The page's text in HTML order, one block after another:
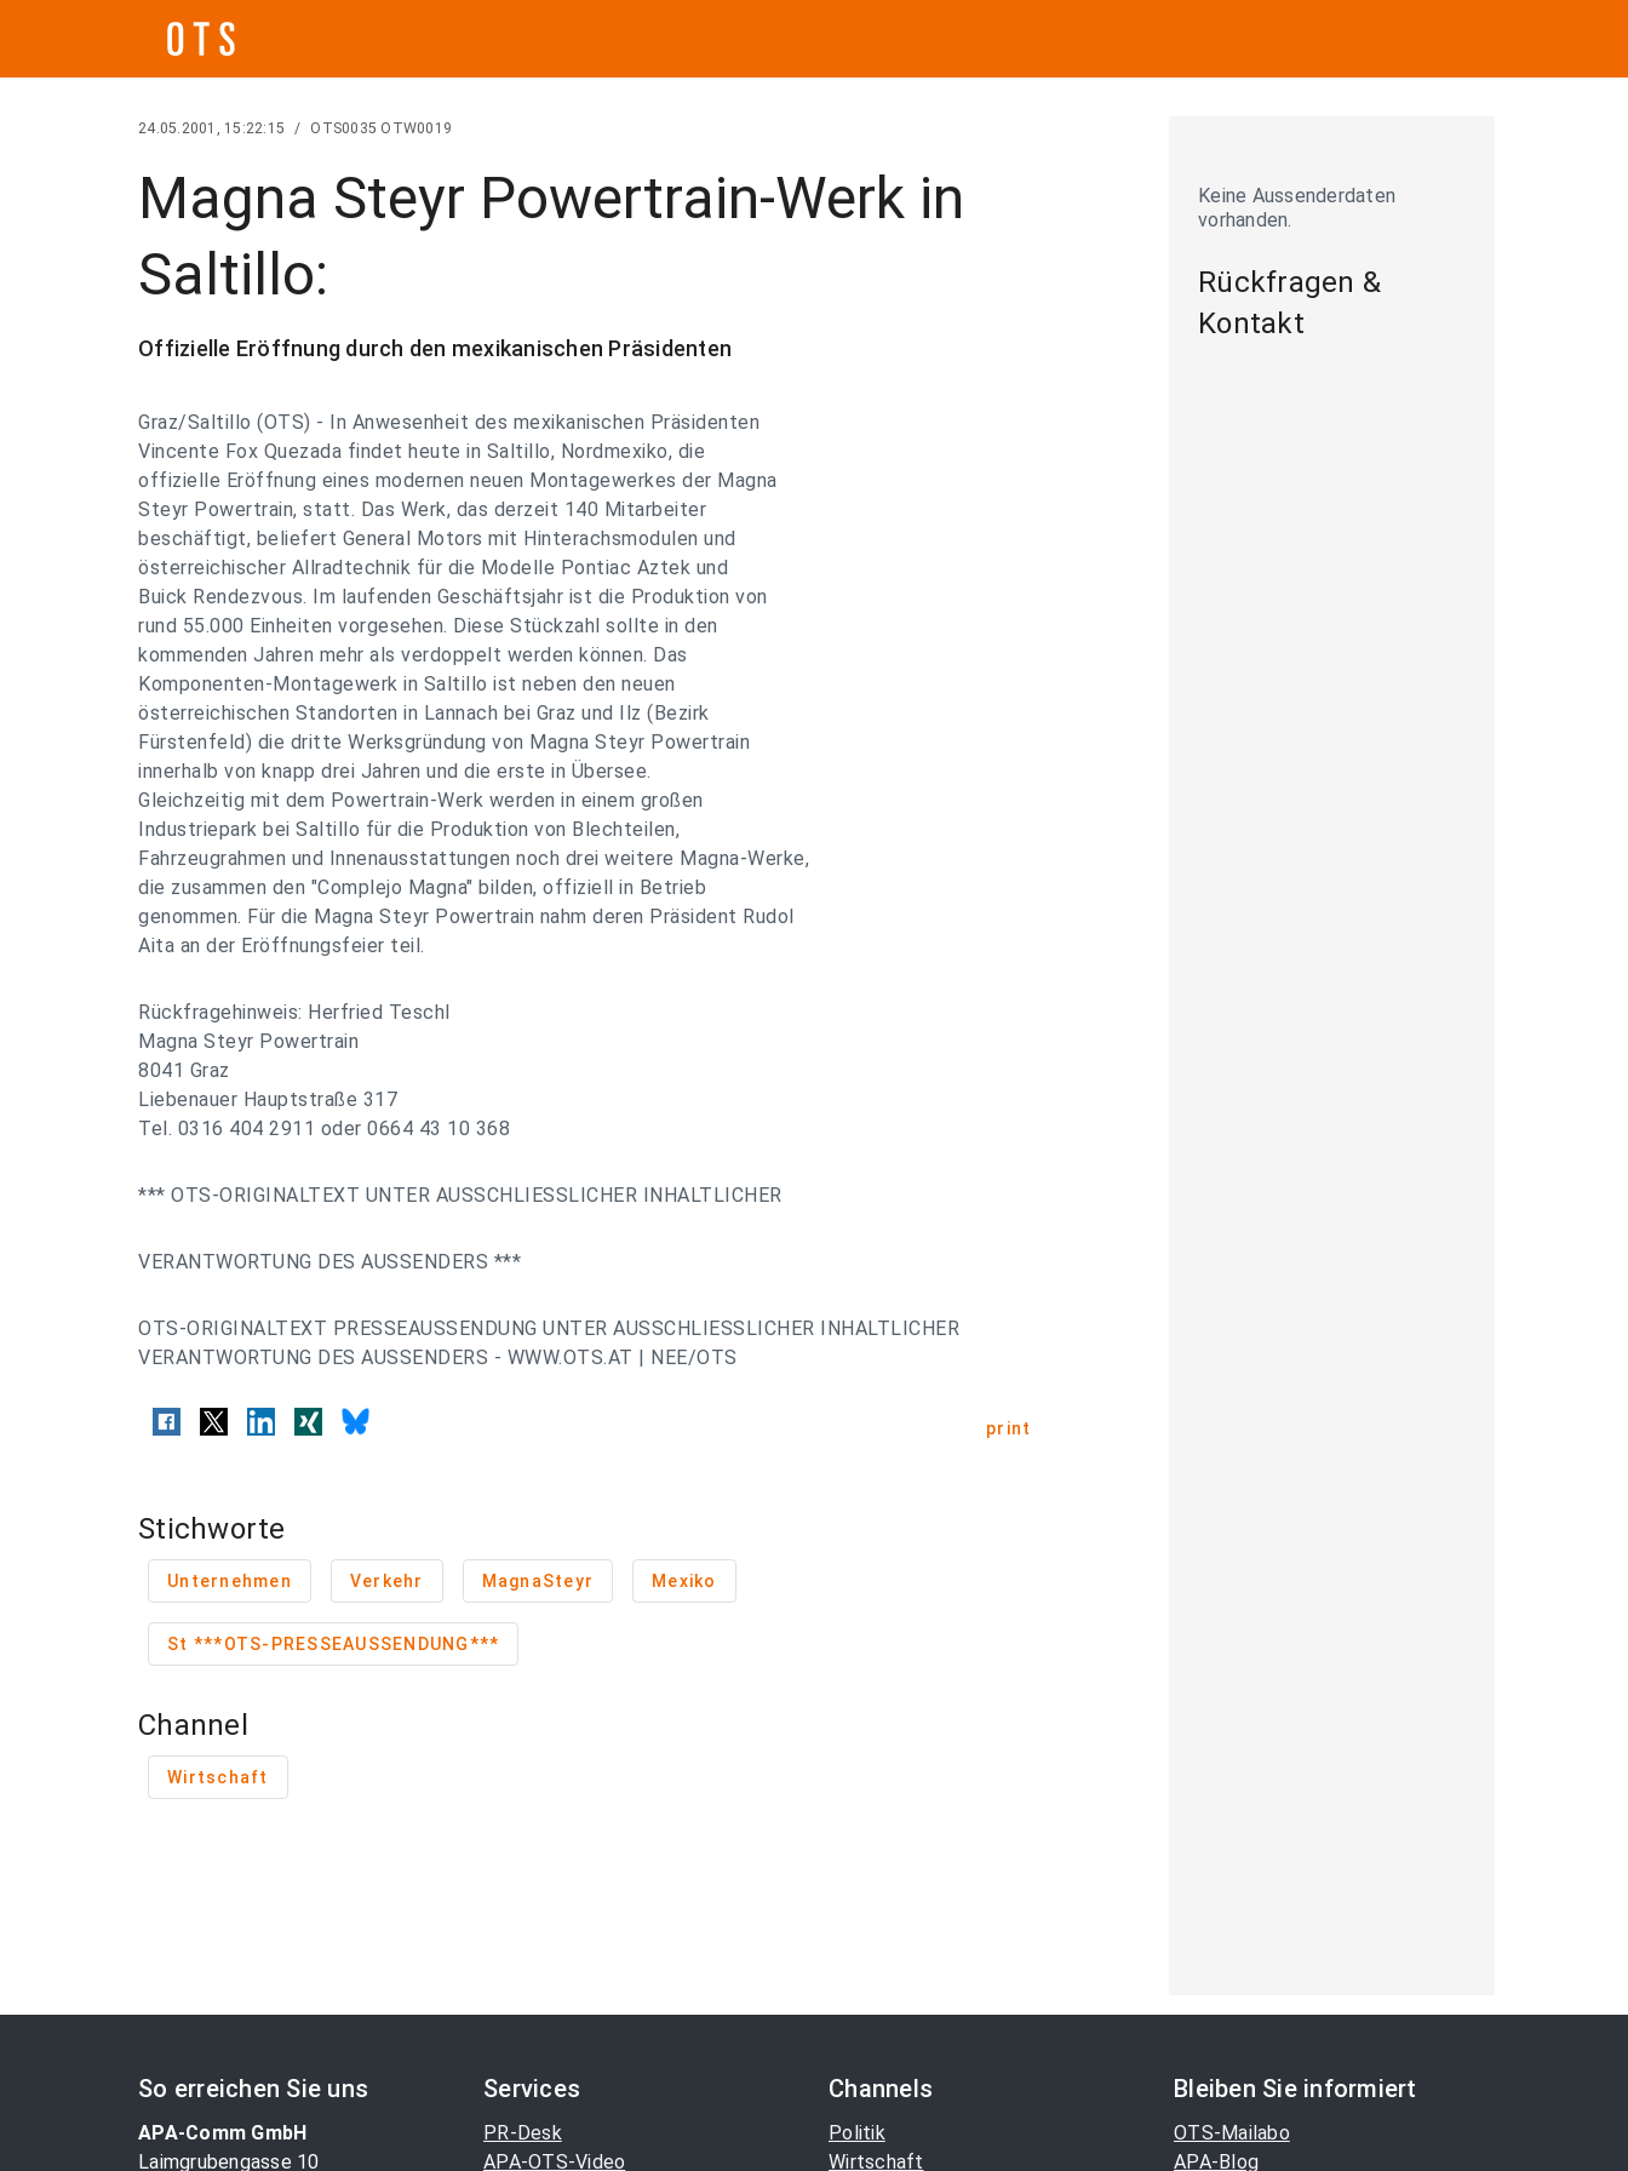
24.05.2001, 15:22:15 / OTS0035 OTW0019
Magna Steyr Powertrain-Werk in
Saltillo:
Offizielle Eröffnung durch den mexikanischen Präsidenten
Graz/Saltillo (OTS) - In Anwesenheit des mexikanischen Präsidenten
Vincente Fox Quezada findet heute in Saltillo, Nordmexiko, die
offizielle Eröffnung eines modernen neuen Montagewerkes der Magna
Steyr Powertrain, statt. Das Werk, das derzeit 140 Mitarbeiter
beschäftigt, beliefert General Motors mit Hinterachsmodulen und
österreichischer Allradtechnik für die Modelle Pontiac Aztek und
Buick Rendezvous. Im laufenden Geschäftsjahr ist die Produktion von
rund 55.000 Einheiten vorgesehen. Diese Stückzahl sollte in den
kommenden Jahren mehr als verdoppelt werden können. Das
Komponenten-Montagewerk in Saltillo ist neben den neuen
österreichischen Standorten in Lannach bei Graz und Ilz (Bezirk
Fürstenfeld) die dritte Werksgründung von Magna Steyr Powertrain
innerhalb von knapp drei Jahren und die erste in Übersee.
Gleichzeitig mit dem Powertrain-Werk werden in einem großen
Industriepark bei Saltillo für die Produktion von Blechteilen,
Fahrzeugrahmen und Innenausstattungen noch drei weitere Magna-Werke,
die zusammen den "Complejo Magna" bilden, offiziell in Betrieb
genommen. Für die Magna Steyr Powertrain nahm deren Präsident Rudol
Aita an der Eröffnungsfeier teil.
Rückfragehinweis: Herfried Teschl
Magna Steyr Powertrain
8041 Graz
Liebenauer Hauptstraße 317
Tel. 0316 404 2911 oder 0664 43 10 368
*** OTS-ORIGINALTEXT UNTER AUSSCHLIESSLICHER INHALTLICHER
VERANTWORTUNG DES AUSSENDERS ***
OTS-ORIGINALTEXT PRESSEAUSSENDUNG UNTER AUSSCHLIESSLICHER INHALTLICHER
VERANTWORTUNG DES AUSSENDERS - WWW.OTS.AT | NEE/OTS
print
Stichworte
Unternehmen Verkehr MagnaSteyr Mexiko
St ***OTS-PRESSEAUSSENDUNG***
Channel
Wirtschaft
Keine Aussenderdaten
vorhanden.
Rückfragen &
Kontakt
So erreichen Sie uns
APA-Comm GmbH
Laimgrubengasse 10
Services
PR-Desk
APA-OTS-Video
Channels
Politik
Wirtschaft
Bleiben Sie informiert
OTS-Mailabo
APA-Blog